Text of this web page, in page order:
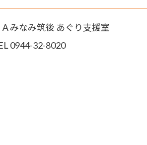
みなみ筑後 あぐり支援室
0944-32-8020